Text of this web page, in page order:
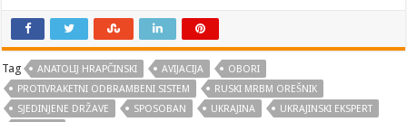
Tag ANATOLIJ HRAPČINSKI AVIJACIJA
OBORI
PROTIVRAKETNI ODBRAMBENI SISTEM
RUSKI MRBM OREŠNIK
SJEDINJENE DRŽAVE
SPOSOBAN UKRAJINA
UKRAJINSKI EKSPERT